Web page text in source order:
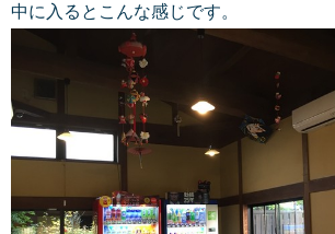
中に入るとこんな感じです。